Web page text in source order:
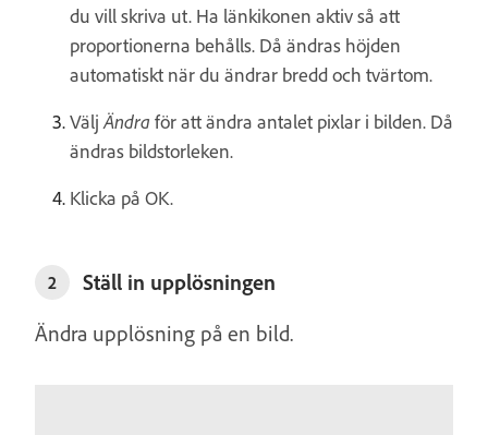
du vill skriva ut. Ha länkikonen aktiv så att
proportionerna behålls. Då ändras höjden
automatiskt när du ändrar bredd och tvärtom.
VäljÄndra för att ändra antalet pixlar i bilden. Då
ändras bildstorleken.
Klicka på OK.
2
Ställ in upplösningen
Ändra upplösning på en bild.